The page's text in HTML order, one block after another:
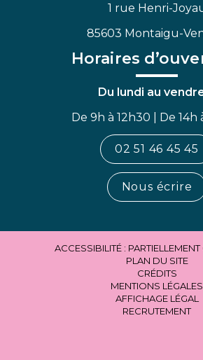
1 rue Henri-
85603 Montaigu-
Horaires
Du lundi au
De 9h à 12h30 | De 14h
02 51 46 45 45
Nous écrire
ACCESSIBILITÉ :
PLAN DU SITE
CRÉDITS
MENTIONS LÉGALES
AFFICHAGE LÉGAL
RECRUTEMENT